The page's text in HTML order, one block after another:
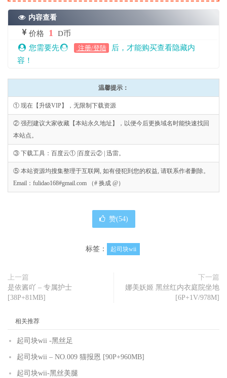
内容查看
价格 1
D币
您需要先
注册/登陆
后，才能购买查看隐藏内
容！
温馨提示：
① 现在【升级VIP】，无限制下载资源
② 强烈建议大家收藏【本站永久地址】，以便今后更换域名时能快速找回
本站点。
③ 下载工具：百度云① |百度云② | 迅雷。
⑤ 本站资源均搜集整理于互联网, 如有侵犯到您的权益, 请联系作者删除。
Email：fulidao168#gmail.com （# 换成 @）
赞(54)
标签： 起司块wii
上一篇
是依酱吖 – 专属护士
[38P+81MB]
下一篇
娜美妖姬 黑丝红内衣庭院坐地
[6P+1V/978M]
相关推荐
起司块wii -黑丝足
起司块wii – NO.009 猫报恩 [90P+960MB]
起司块wii-黑丝美腿